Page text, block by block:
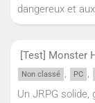
dangereux et
[Test] Monster
Non classé , PC ,
Un JRPG